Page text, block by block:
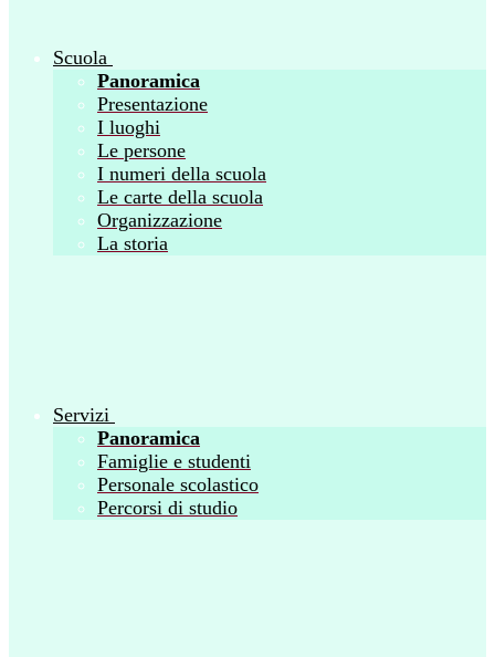
Scuola
Panoramica
Presentazione
I luoghi
Le persone
I numeri della scuola
Le carte della scuola
Organizzazione
La storia
Servizi
Panoramica
Famiglie e studenti
Personale scolastico
Percorsi di studio